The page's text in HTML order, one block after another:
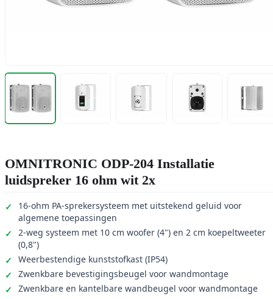
OMNITRONIC ODP-204 Installatie
luidspreker 16 ohm wit 2x
16-ohm PA-sprekersysteem met uitstekend geluid voor
algemene toepassingen
2-weg systeem met 10 cm woofer (4") en 2 cm koepeltweeter
(0,8")
Weerbestendige kunststofkast (IP54)
Zwenkbare bevestigingsbeugel voor wandmontage
Zwenkbare en kantelbare wandbeugel voor wandmontage